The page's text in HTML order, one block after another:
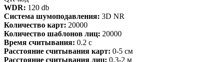
WDR: 120 db
Система шумоподавления: 3D NR
Количество карт: 20000
Количество шаблонов лиц: 20000
Время считывания: 0.2 с
Расстояние считывания карт: 0-5 см
Расстояние считывания лиц: 0.3-2 м